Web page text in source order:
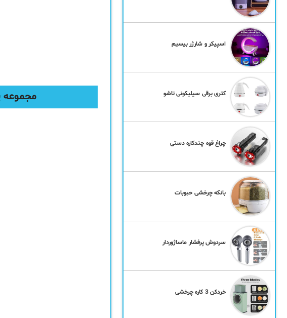
مجموعه
اسپیکر و شارژر بیسیم
کتری برقی سیلیکونی تاشو
چراغ قوه چندکاره دستی
بانکه چرخشی حبوبات
سردوش پرفشار ماساژوردار
خردکن 3 کاره چرخشی